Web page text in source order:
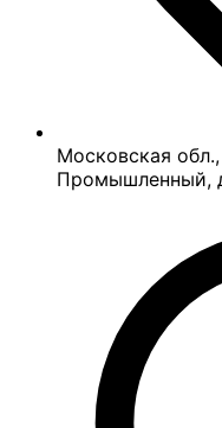
Московская
Промышленный,